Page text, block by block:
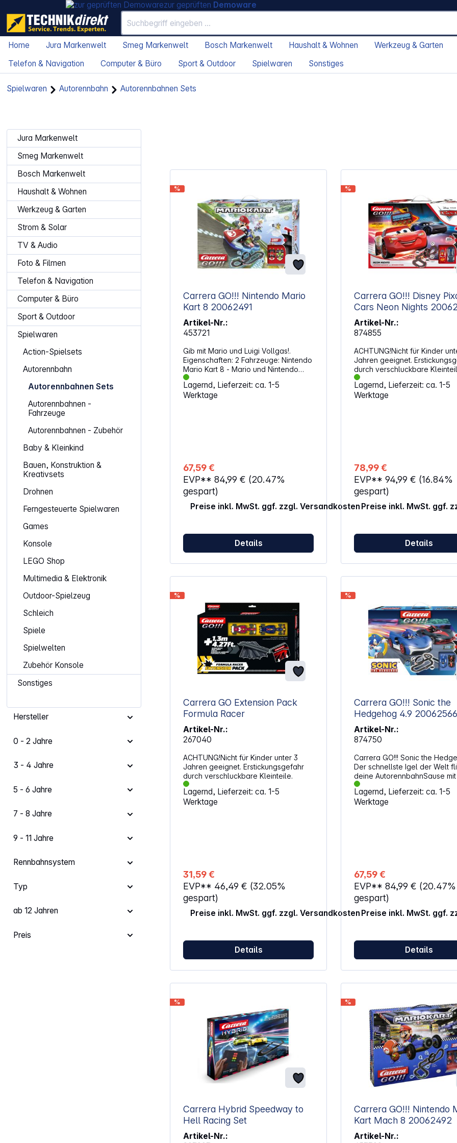
zur geprüften Demoware
Home Jura Markenwelt Smeg Markenwelt Bosch Markenwelt Haushalt & Wohnen Werkzeug & Garten
Telefon & Navigation
Computer & Büro Sport & Outdoor Spielwaren Sonstiges
Spielwaren Autorennbahn Autorennbahnen Sets
Jura Markenwelt
Smeg Markenwelt
Bosch Markenwelt
Haushalt & Wohnen
Werkzeug & Garten
Strom & Solar
TV & Audio
Foto & Filmen
Telefon & Navigation
Computer & Büro
Sport & Outdoor
Spielwaren
Action-Spielsets
Autorennbahn
Autorennbahnen Sets
Autorennbahnen -
Fahrzeuge
Autorennbahnen - Zubehör
Baby & Kleinkind
Bauen, Konstruktion &
Kreativsets
Drohnen
Ferngesteuerte Spielwaren
Games
Konsole
LEGO Shop
Multimedia & Elektronik
Outdoor-Spielzeug
Schleich
Spiele
Spielwelten
Zubehör Konsole
Sonstiges
Hersteller
0 - 2 Jahre
3 - 4 Jahre
5 - 6 Jahre
7 - 8 Jahre
9 - 11 Jahre
Rennbahnsystem
Typ
ab 12 Jahren
Preis
%
Carrera GO!!! Nintendo Mario
Kart 8 20062491
Artikel-Nr.:
453721
Gib mit Mario und Luigi Vollgas!.
Eigenschaften: 2 Fahrzeuge: Nintendo
Mario Kart 8 - Mario und Nintendo
Mario Kart 8 - Luigi 2 Handregler mit
Turbo-Knopf Rennstrecke: 4,9 Meter
Mit Highspeed-Gerade, Kurven und
verschluckbarer Kleinteile.
Lagernd, Lieferzeit: ca. 1-5
Werktage
67,59 €
EVP** 84,99 € (20.47%
gespart)
Preise inkl. MwSt. ggf. zzgl. Versandkosten
Details
%
Carrera GO!!! Disney
Cars Neon
Artikel-Nr.:
874855
ACHTUNG!Nicht für Kinder
Jahren geeignet.
durch verschluckbare
Lagernd, Lieferzeit: ca. 1-5
Werktage
78,99 €
EVP** 94,99 € (16.84%
gespart)
Preise inkl. MwSt. ggf.
Details
%
Carrera GO Extension Pack
Formula Racer
Artikel-Nr.:
267040
ACHTUNG!Nicht für Kinder unter 3
Jahren geeignet. Erstickungsgefahr
durch verschluckbare Kleinteile.
Lagernd, Lieferzeit: ca. 1-5
Werktage
31,59 €
EVP** 46,49 € (32.05%
gespart)
Preise inkl. MwSt. ggf. zzgl. Versandkosten
Details
%
Carrera GO!!! Sonic the
Hedgehog 4.9 20062566
Artikel-Nr.:
874750
Carrera GO!!! Sonic the
Der schnellste Igel der Welt
deine AutorennbahnSause
blauen Igel über die Carrera
Autorennbahn. Ausgerüstet mit
super schnellen „Speed Star"
flitzen. Neben Geraden müsst
zusammen auch die Engstelle
den Looping überwinden! Die
GO!!! „Sonic the Hedgehog 4.9"
Autorennbahn bietet High-
Sonic-Lizenz Maßstab 1:43 Ab 6
unter 3 Jahren geeignet.
Erstickungsgefahr durch
Lagernd, Lieferzeit: ca. 1-5
Werktage
67,59 €
EVP** 84,99 € (20.47%
gespart)
Preise inkl. MwSt. ggf.
Details
%
Carrera Hybrid Speedway to
Hell Racing Set
Artikel-Nr.:
%
Carrera GO!!! Nintendo Mario
Kart Mach 8 20062492
Artikel-Nr.: